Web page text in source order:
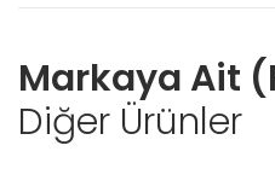
Markaya Ait
Diğer Ürünler